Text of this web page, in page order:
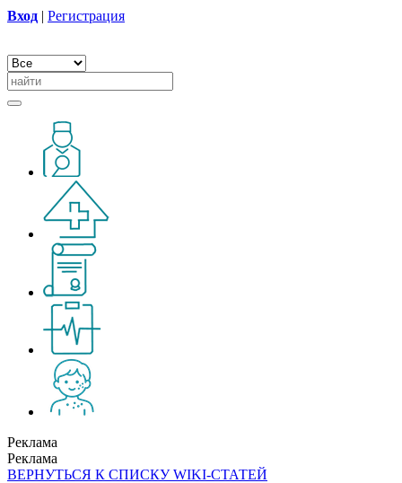
Вход | Регистрация
Реклама
Реклама
ВЕРНУТЬСЯ К СПИСКУ WIKI-СТАТЕЙ